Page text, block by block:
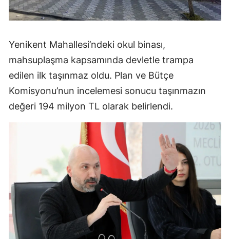
Yenikent Mahallesi’ndeki okul binası,
mahsuplaşma kapsamında devletle trampa
edilen ilk taşınmaz oldu. Plan ve Bütçe
Komisyonu’nun incelemesi sonucu taşınmazın
değeri 194 milyon TL olarak belirlendi.